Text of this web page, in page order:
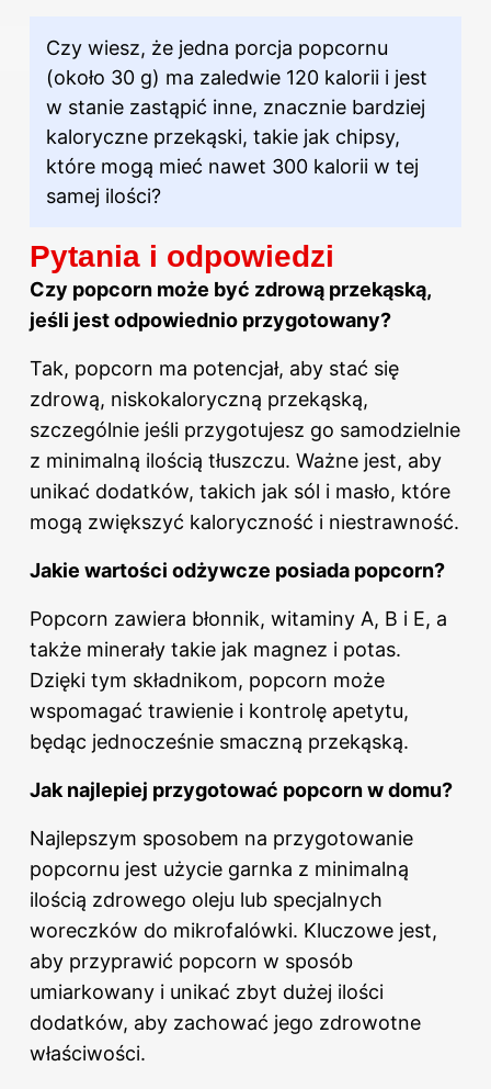
Czy wiesz, że jedna porcja popcornu
(około 30 g) ma zaledwie 120 kalorii i jest
w stanie zastąpić inne, znacznie bardziej
kaloryczne przekąski, takie jak chipsy,
które mogą mieć nawet 300 kalorii w tej
samej ilości?
Pytania i odpowiedzi
Czy popcorn może być zdrową przekąską,
jeśli jest odpowiednio przygotowany?
Tak, popcorn ma potencjał, aby stać się
zdrową, niskokaloryczną przekąską,
szczególnie jeśli przygotujesz go samodzielnie
z minimalną ilością tłuszczu. Ważne jest, aby
unikać dodatków, takich jak sól i masło, które
mogą zwiększyć kaloryczność i niestrawność.
Jakie wartości odżywcze posiada popcorn?
Popcorn zawiera błonnik, witaminy A, B i E, a
także minerały takie jak magnez i potas.
Dzięki tym składnikom, popcorn może
wspomagać trawienie i kontrolę apetytu,
będąc jednocześnie smaczną przekąską.
Jak najlepiej przygotować popcorn w domu?
Najlepszym sposobem na przygotowanie
popcornu jest użycie garnka z minimalną
ilością zdrowego oleju lub specjalnych
woreczków do mikrofalówki. Kluczowe jest,
aby przyprawić popcorn w sposób
umiarkowany i unikać zbyt dużej ilości
dodatków, aby zachować jego zdrowotne
właściwości.